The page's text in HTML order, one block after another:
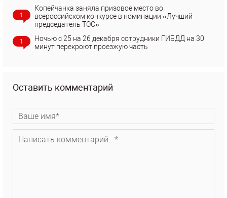
1
Копейчанка заняла призовое место во
всероссийском конкурсе в номинации «Лучший
председатель ТОС»
1
Ночью с 25 на 26 декабря сотрудники ГИБДД на 30
минут перекроют проезжую часть
Оставить комментарий